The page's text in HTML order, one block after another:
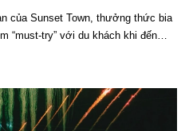
của Sunset Town, thưởng thức bia
“must-try” với du khách khi đến
Town còn là hành trình hòa mình
hấp dẫn và những show diễn
đây sẽ giúp bạn khám phá chi tiết
thử và cách tận hưởng trọn vẹn